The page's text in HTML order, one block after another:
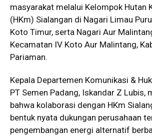
masyarakat melalui Kelompok Hutan
(HKm) Sialangan di Nagari Limau
Koto Timur, serta Nagari Aur
Kecamatan IV Koto Aur Malintang,
Pariaman.
Kepala Departemen Komunikasi &
PT Semen Padang, Iskandar Z Lubis,
bahwa kolaborasi dengan HKm
bentuk nyata dukungan perusahaan
pengembangan energi alternatif